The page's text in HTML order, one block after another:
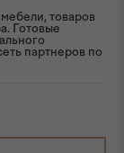
товаров
Готовые
партнеров по